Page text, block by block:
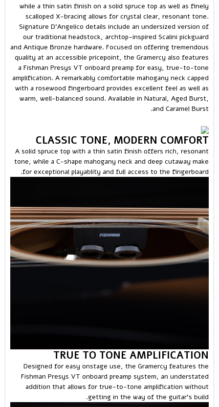
while a thin satin finish on a solid spruce top as well as finely
scalloped X-bracing allows for crystal clear, resonant tone.
Signature D’Angelico details include an undersized version of
our traditional headstock, archtop-inspired Scalini pickguard
and Antique Bronze hardware. Focused on offering tremendous
quality at an accessible pricepoint, the Gramercy also features
a Fishman Presys VT onboard preamp for easy, true-to-tone
amplification. A remarkably comfortable mahogany neck capped
with a rosewood fingerboard provides excellent feel as well as
warm, well-balanced sound. Available in Natural, Aged Burst,
and Caramel Burst.
CLASSIC TONE, MODERN COMFORT
A solid spruce top with a thin satin finish offers rich, resonant
tone, while a C-shape mahogany neck and deep cutaway make
for exceptional playablity and full access to the fingerboard.
TRUE TO TONE AMPLIFICATION
Designed for easy onstage use, the Gramercy features the
Fishman Presys VT onboard preamp system, an understated
addition that allows for true-to-tone amplification without
getting in the way of the guitar’s build.